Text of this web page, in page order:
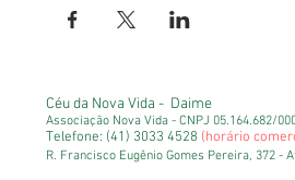
Céu da Nova Vida - Daime
Associação Nova Vida - CNPJ 05.164.682/
Telefone: (41) 3033 4528 (horário
R. Francisco Eugênio Gomes Pereira, 372 -